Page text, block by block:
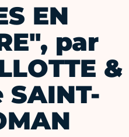
EN
par
&